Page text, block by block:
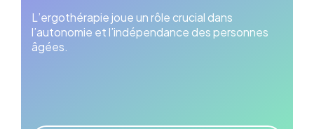
L’ergothérapie joue un rôle crucial dans
l’autonomie et l’indépendance des personnes
âgées.